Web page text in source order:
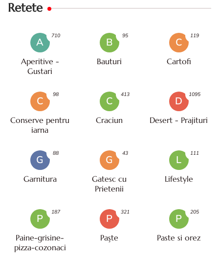
Retete
A
Aperitive -
Gustari
710
B
Bauturi
95
C
Cartofi
119
C
Conserve pentru
iarna
98
C
Craciun
413
D
Desert - Prajituri
1095
G
Garnitura
88
G
Gatesc cu
Prietenii
43
L
Lifestyle
111
P
Paine-grisine-
pizza-cozonaci
187
P
Paşte
321
P
Paste si orez
205